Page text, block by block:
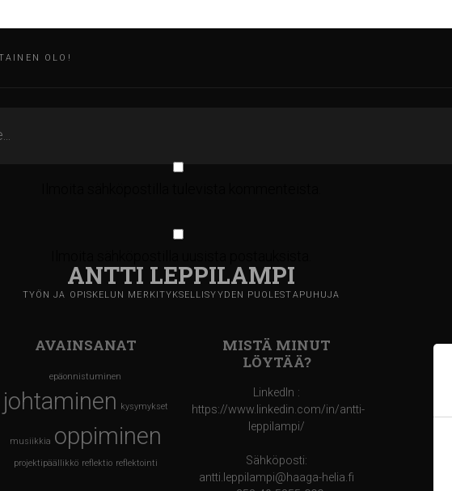
OLO!
ANTTI LEPPILAMPI
TYÖN JA OPISKELUN MERKITYKSELLISYYDEN PUOLESTAPUHUJA
AVAINSANAT
epäonnistuminen
johtaminen kysymykset
musiikkia oppiminen
projektipäällikkö reflektio reflektointi
MISTÄ MINUT
LÖYTÄÄ?
LinkedIn :
https://www.linkedin.com/in/antti-
leppilampi/
Sähköposti:
antti.leppilampi@haaga-helia.fi